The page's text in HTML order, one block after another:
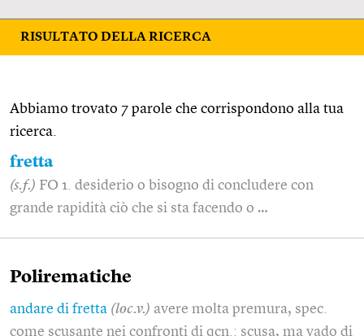
RISULTATO DELLA RICERCA
Abbiamo trovato 7 parole che corrispondono alla tua
ricerca.
fretta
(s.f.) FO 1. desiderio o bisogno di concludere con
grande rapidità ciò che si sta facendo o …
Polirematiche
andare di fretta (loc.v.) avere molta premura, spec.
come scusante nei confronti di qcn.: scusa, ma vado di